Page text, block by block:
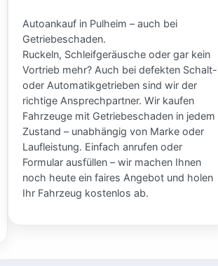
Autoankauf in Pulheim – auch bei
Getriebeschaden.
Ruckeln, Schleifgeräusche oder gar kein
Vortrieb mehr? Auch bei defekten Schalt-
oder Automatikgetrieben sind wir der
richtige Ansprechpartner. Wir kaufen
Fahrzeuge mit Getriebeschaden in jedem
Zustand – unabhängig von Marke oder
Laufleistung. Einfach anrufen oder
Formular ausfüllen – wir machen Ihnen
noch heute ein faires Angebot und holen
Ihr Fahrzeug kostenlos ab.